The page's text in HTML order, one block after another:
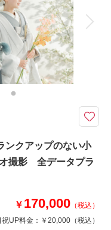
挙式
ペットと撮影
も衣装ランクアップ料金な
多数 お花８０００本以上
以上で悔いが残らない撮影
人以上撮影実績があり
成しました。お二人をより
ており、様々なシーンが撮影
ンクアップのない小
撮影 全データプラ
￥ 170,000 （税込）
祝UP料金： ￥20,000 （税込）